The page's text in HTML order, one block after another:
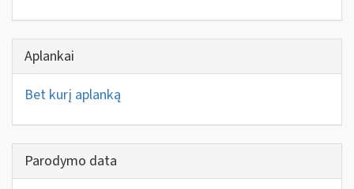
Aplankai
Bet kurį aplanką
Parodymo data